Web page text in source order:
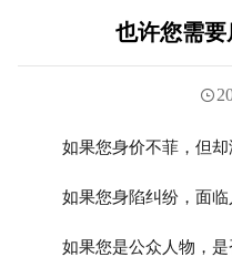
也许您需
如果您身价不菲，但却
如果您身陷纠纷，面临
如果您是公众人物，是